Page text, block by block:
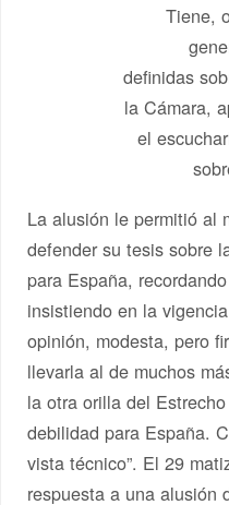
Tiene,
definidas
la Cámara,
el
La alusión le permitió al
defender su tesis sobre
para España,
insistiendo en la
opinión, modesta, pero
llevarla al de muchos
la otra orilla del
debilidad para España.
vista técnico”. El 29
respuesta a una alusión